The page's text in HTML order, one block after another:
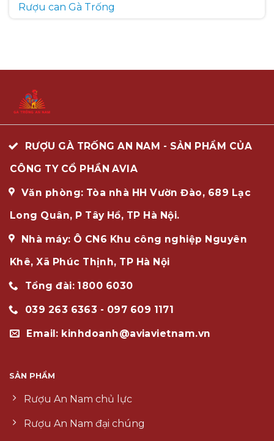
Rượu can Gà Trống
RƯỢU GÀ TRỐNG AN NAM - SẢN PHẨM CỦA
CÔNG TY CỔ PHẦN AVIA
Văn phòng: Tòa nhà HH Vườn Đào, 689 Lạc
Long Quân, P Tây Hồ, TP Hà Nội.
Nhà máy: Ô CN6 Khu công nghiệp Nguyên
Khê, Xã Phúc Thịnh, TP Hà Nội
Tổng đài: 1800 6030
039 263 6363 - 097 609 1171
Email: kinhdoanh@aviavietnam.vn
SẢN PHẨM
Rượu An Nam chủ lực
Rượu An Nam đại chúng